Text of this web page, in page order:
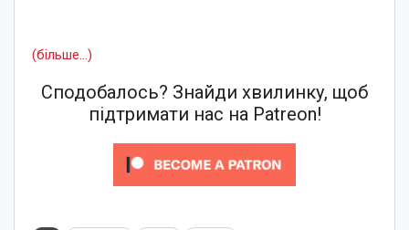
(більше…)
Сподобалось? Знайди хвилинку, щоб
підтримати нас на Patreon!